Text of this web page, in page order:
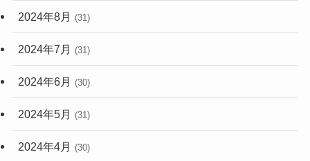
2024年8月 (31)
2024年7月 (31)
2024年6月 (30)
2024年5月 (31)
2024年4月 (30)